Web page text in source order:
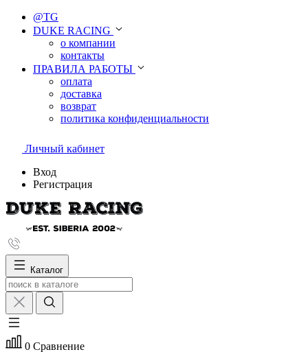
@TG
DUKE RACING
о компании
контакты
ПРАВИЛА РАБОТЫ
оплата
доставка
возврат
политика конфиденциальности
Личный кабинет
Вход
Регистрация
Каталог
0 Сравнение